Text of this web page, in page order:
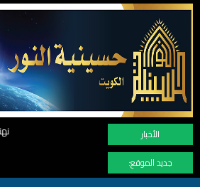
الأخبار نهنأ المتابعين لموفع
جديد الموقع: